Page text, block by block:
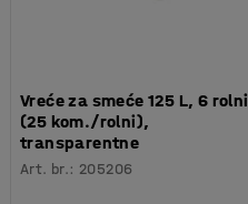
Vreće za smeće 125 L, 6 rolni
(25 kom./rolni),
transparentne
Art. br.: 205206